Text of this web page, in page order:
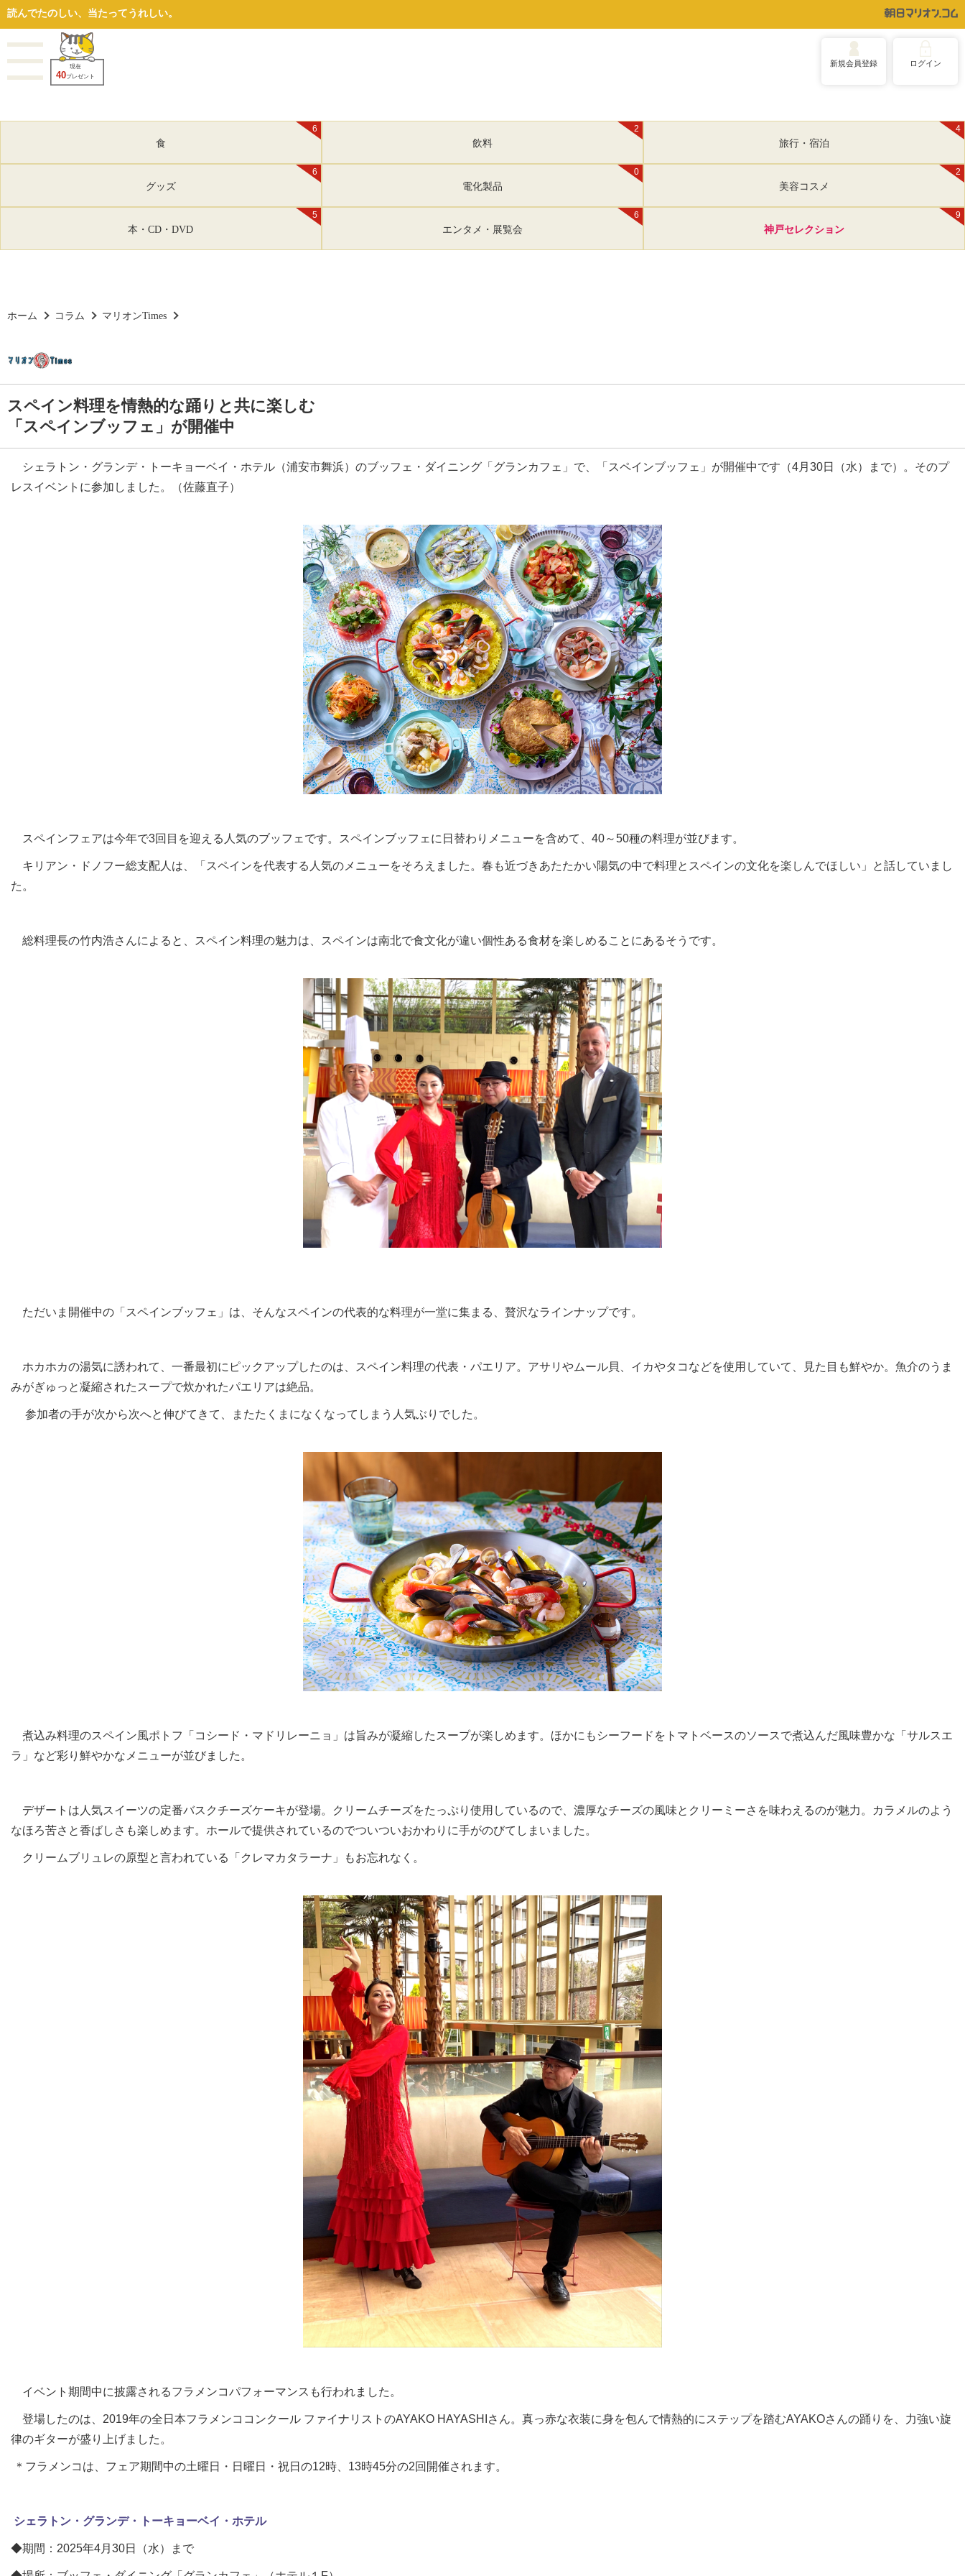
読んでたのしい、当たってうれしい。
現在
40プレゼント
新規会員登録 ログイン
6
食
2
飲料
4
旅行・宿泊
6
グッズ
0
電化製品
2
美容コスメ
5
本・CD・DVD
6
エンタメ・展覧会
9
神戸セレクション
ホーム コラム マリオンTimes
スペイン料理を情熱的な踊りと共に楽しむ
「スペインブッフェ」が開催中
シェラトン・グランデ・トーキョーベイ・ホテル（浦安市舞浜）のブッフェ・ダイニング「グランカフェ」で、「スペインブッフェ」が開催中です（4月30日（水）まで）。そのプ
レスイベントに参加しました。（佐藤直子）
スペインフェアは今年で3回目を迎える人気のブッフェです。スペインブッフェに日替わりメニューを含めて、40～50種の料理が並びます。
キリアン・ドノフー総支配人は、「スペインを代表する人気のメニューをそろえました。春も近づきあたたかい陽気の中で料理とスペインの文化を楽しんでほしい」と話していまし
た。
総料理長の竹内浩さんによると、スペイン料理の魅力は、スペインは南北で食文化が違い個性ある食材を楽しめることにあるそうです。
ただいま開催中の「スペインブッフェ」は、そんなスペインの代表的な料理が一堂に集まる、贅沢なラインナップです。
ホカホカの湯気に誘われて、一番最初にピックアップしたのは、スペイン料理の代表・パエリア。アサリやムール貝、イカやタコなどを使用していて、見た目も鮮やか。魚介のうま
みがぎゅっと凝縮されたスープで炊かれたパエリアは絶品。
参加者の手が次から次へと伸びてきて、またたくまになくなってしまう人気ぶりでした。
煮込み料理のスペイン風ポトフ「コシード・マドリレーニョ」は旨みが凝縮したスープが楽しめます。ほかにもシーフードをトマトベースのソースで煮込んだ風味豊かな「サルスエ
ラ」など彩り鮮やかなメニューが並びました。
デザートは人気スイーツの定番バスクチーズケーキが登場。クリームチーズをたっぷり使用しているので、濃厚なチーズの風味とクリーミーさを味わえるのが魅力。カラメルのよう
なほろ苦さと香ばしさも楽しめます。ホールで提供されているのでついついおかわりに手がのびてしまいました。
クリームブリュレの原型と言われている「クレマカタラーナ」もお忘れなく。
イベント期間中に披露されるフラメンコパフォーマンスも行われました。
登場したのは、2019年の全日本フラメンココンクール ファイナリストのAYAKO HAYASHIさん。真っ赤な衣装に身を包んで情熱的にステップを踏むAYAKOさんの踊りを、力強い旋
律のギターが盛り上げました。
＊フラメンコは、フェア期間中の土曜日・日曜日・祝日の12時、13時45分の2回開催されます。
シェラトン・グランデ・トーキョーベイ・ホテル
◆期間：2025年4月30日（水）まで